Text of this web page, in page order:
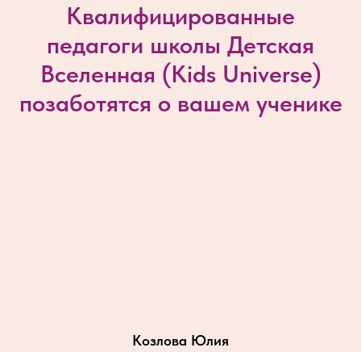
Квалифицированные
педагоги школы Детская
Вселенная (Kids Universe)
позаботятся о вашем ученике
Козлова Юлия